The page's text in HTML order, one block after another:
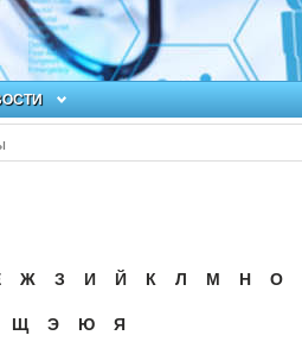
Ж З И Й К Л М Н О
Щ Э Ю Я